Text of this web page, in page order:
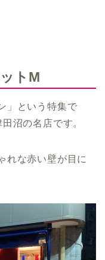
トM
」という特集で
沼の名店です。
れな赤い壁が目に